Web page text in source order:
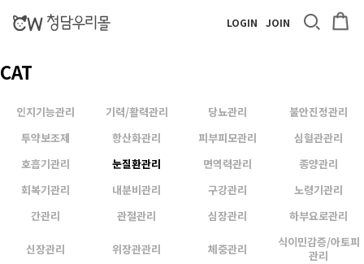
LOGIN JOIN
CAT
인지기능관리 기력/활력관리 당뇨관리
불안진정관리
투약보조제
항산화관리 피부피모관리
심혈관관리
호흡기관리
눈질환관리 면역력관리
종양관리
회복기관리
내분비관리 구강관리
노령기관리
간관리
관절관리 심장관리 하부요로관리
신장관리 위장관관리 체중관리
식이민감증/아토피
관리